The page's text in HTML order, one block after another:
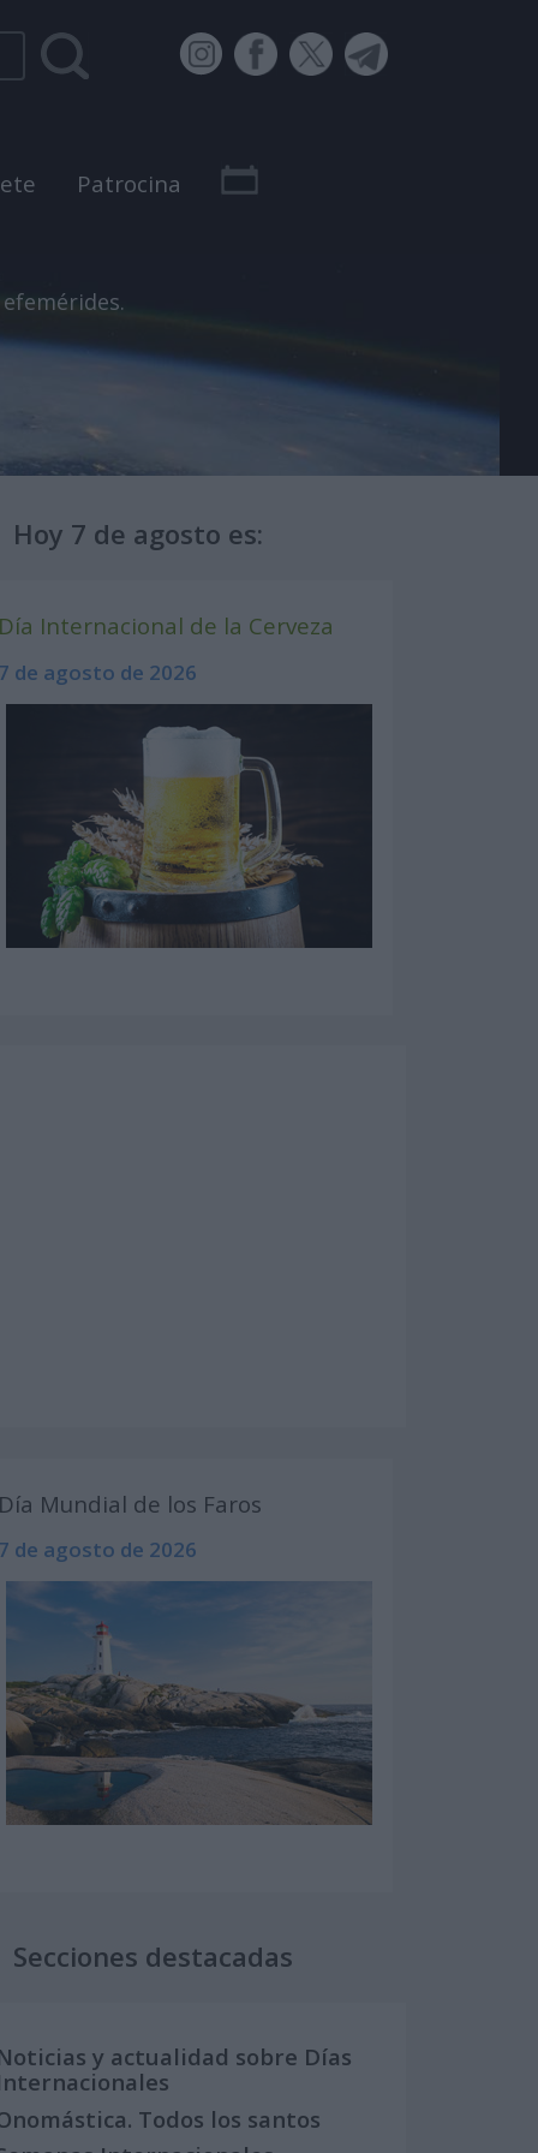
Patrocina
Hoy 7 de agosto es:
Día Internacional de la Cerveza
7 de agosto de 2026
Día Mundial de los Faros
7 de agosto de 2026
Secciones destacadas
y actualidad sobre Días
Todos los santos